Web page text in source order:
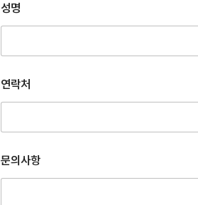
– 필수항목 : 이름, 연락처, 문의사항.
– 수집방법 : 웹사이트에 고객이 직접 입력.
3. 개인정보의 처리 및 보유기간.
본 웹사이트는 개인정보 수집 및 이용목적이 달성
없이 파기합니다.
소비자보호에 관한 법률.)
성명
연락처
문의사항